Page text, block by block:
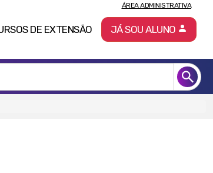
DE EXTENSÃO
ÁREA ADMINISTRATIVA
JÁ SOU ALUNO